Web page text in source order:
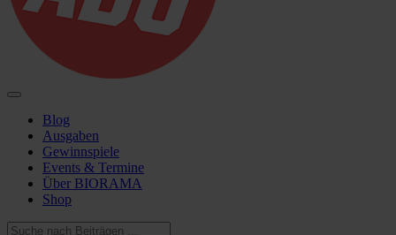
Blog
Ausgaben
Gewinnspiele
Events & Termine
Über BIORAMA
Shop